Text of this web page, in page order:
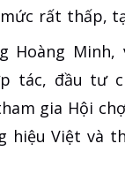
rất thấp,
Hoàng
tác, đầu tư
gia Hội
hiệu Việt và